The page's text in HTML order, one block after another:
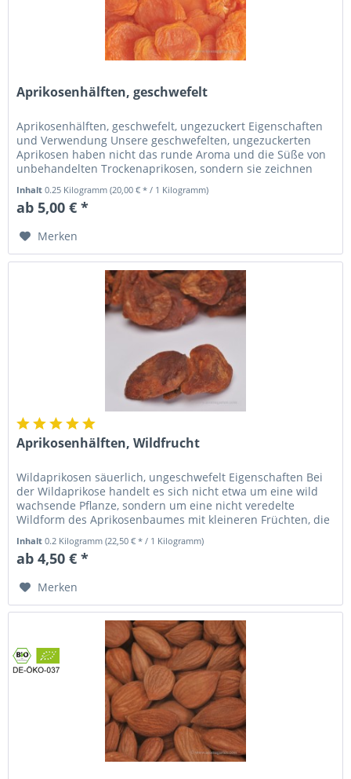
Aprikosenhälften, geschwefelt
Aprikosenhälften, geschwefelt, ungezuckert Eigenschaften
und Verwendung Unsere geschwefelten, ungezuckerten
Aprikosen haben nicht das runde Aroma und die Süße von
unbehandelten Trockenaprikosen, sondern sie zeichnen
Inhalt0.25 Kilogramm(20,00 € * / 1 Kilogramm)
ab 5,00 € *
Merken
Aprikosenhälften, Wildfrucht
Wildaprikosen säuerlich, ungeschwefelt Eigenschaften Bei
der Wildaprikose handelt es sich nicht etwa um eine wild
wachsende Pflanze, sondern um eine nicht veredelte
Wildform des Aprikosenbaumes mit kleineren Früchten, die
Inhalt0.2 Kilogramm(22,50 € * / 1 Kilogramm)
ab 4,50 € *
Merken